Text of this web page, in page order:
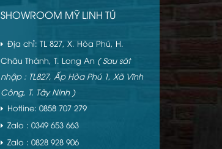
SHOWROOM MỸ LINH TÚ
Địa chỉ: TL 827, X. Hòa Phú, H.
Châu Thành, T. Long An ( Sau sát
nhập : TL827, Ấp Hòa Phú 1, Xã Vĩnh
Công, T. Tây Ninh )
Hotline: 0858 707 279
Zalo : 0349 653 663
Zalo : 0828 928 906